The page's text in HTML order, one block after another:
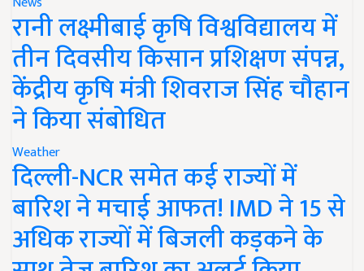
रानी लक्ष्मीबाई कृषि विश्वविद्यालय में
तीन दिवसीय किसान प्रशिक्षण संपन्न,
केंद्रीय कृषि मंत्री शिवराज सिंह चौहान
ने किया संबोधित
Weather
दिल्ली-NCR समेत कई राज्यों में
बारिश ने मचाई आफत! IMD ने 15 से
अधिक राज्यों में बिजली कड़कने के